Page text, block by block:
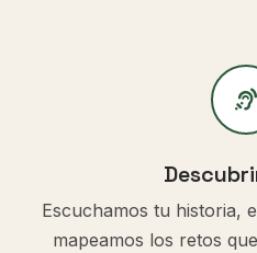
Escuchamos tu historia,
mapeamos los retos